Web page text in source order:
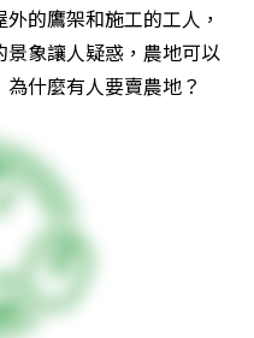
的鷹架和施工的工人，
象讓人疑惑，農地可以
什麼有人要賣農地？